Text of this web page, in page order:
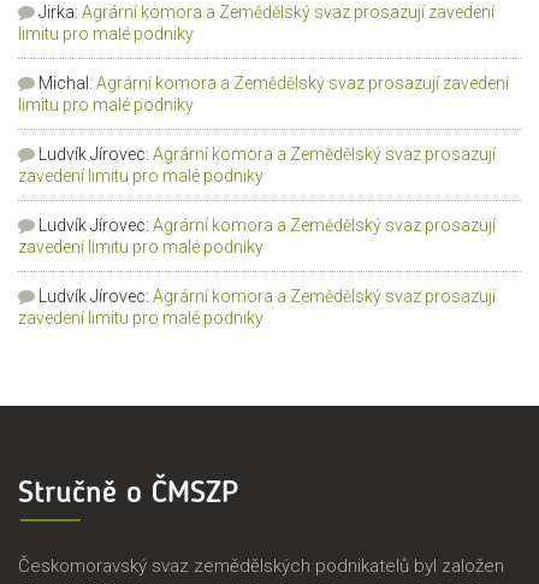
Jirka: Agrární komora a Zemědělský svaz prosazují zavedení
limitu pro malé podniky
Michal : Agrární komora a Zemědělský svaz prosazují zavedení
limitu pro malé podniky
Ludvík Jírovec: Agrární komora a Zemědělský svaz prosazují
zavedení limitu pro malé podniky
Ludvík Jírovec: Agrární komora a Zemědělský svaz prosazují
zavedení limitu pro malé podniky
Ludvík Jírovec: Agrární komora a Zemědělský svaz prosazují
zavedení limitu pro malé podniky
Stručně o ČMSZP
Českomoravský svaz zemědělských podnikatelů byl založen